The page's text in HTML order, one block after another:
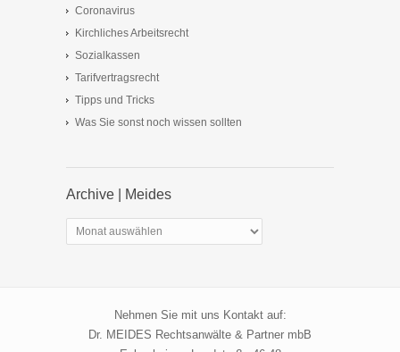
Coronavirus
Kirchliches Arbeitsrecht
Sozialkassen
Tarifvertragsrecht
Tipps und Tricks
Was Sie sonst noch wissen sollten
Archive | Meides
Archive
|
Nehmen Sie mit uns Kontakt auf:
Dr. MEIDES Rechtsanwälte & Partner mbB